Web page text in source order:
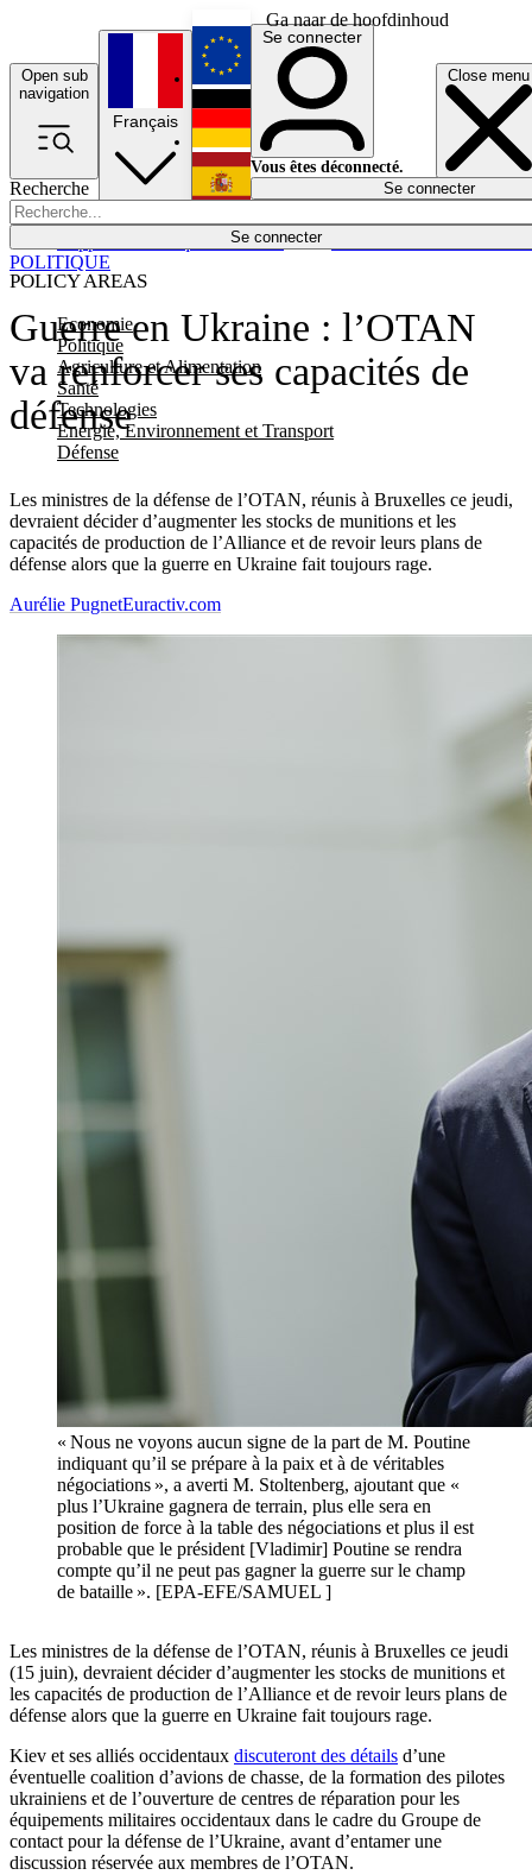
Ga naar de hoofdinhoud
Open sub
navigation
Close menu
Recherche
Se connecter
POLICY AREAS
Economie
Politique
Agriculture et Alimentation
Santé
Technologies
Energie, Environnement et Transport
Défense
Économie
Français
English
Deutsch
Español
Se connecter
Vous êtes déconnecté.
Se connecter
Guerre en Ukraine : l’OTAN
va renforcer ses capacités de
défense
Les ministres de la défense de l’OTAN, réunis à Bruxelles ce jeudi,
devraient décider d’augmenter les stocks de munitions et les
capacités de production de l’Alliance et de revoir leurs plans de
défense alors que la guerre en Ukraine fait toujours rage.
POLITIQUE
Aurélie PugnetEuractiv.com
« Nous ne voyons aucun signe de la part de M. Poutine
indiquant qu’il se prépare à la paix et à de véritables
négociations », a averti M. Stoltenberg, ajoutant que «
plus l’Ukraine gagnera de terrain, plus elle sera en
position de force à la table des négociations et plus il est
probable que le président [Vladimir] Poutine se rendra
compte qu’il ne peut pas gagner la guerre sur le champ
de bataille ». [EPA-EFE/SAMUEL ]
Les ministres de la défense de l’OTAN, réunis à Bruxelles ce jeudi
(15 juin), devraient décider d’augmenter les stocks de munitions et
les capacités de production de l’Alliance et de revoir leurs plans de
défense alors que la guerre en Ukraine fait toujours rage.
Kiev et ses alliés occidentaux discuteront des détails d’une
éventuelle coalition d’avions de chasse, de la formation des pilotes
ukrainiens et de l’ouverture de centres de réparation pour les
équipements militaires occidentaux dans le cadre du Groupe de
contact pour la défense de l’Ukraine, avant d’entamer une
discussion réservée aux membres de l’OTAN.